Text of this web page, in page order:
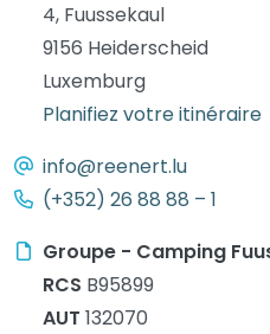
4, Fuussekaul
9156 Heiderscheid
Luxemburg
Planifiez votre itinéraire
info@reenert.lu
(+352) 26 88 88 – 1
Groupe - Camping
RCS B95899
AUT 132070